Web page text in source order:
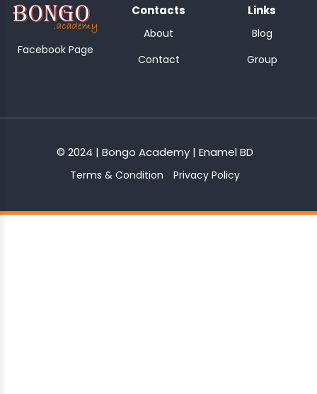
Facebook Page
Contacts
About
Contact
Links
Blog
Group
© 2024 | Bongo Academy | Enamel BD
Terms & Condition Privacy Policy